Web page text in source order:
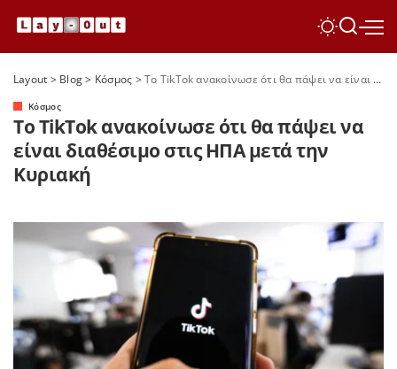
Layout > Blog> Κόσμος >Το TikTok ανακοίνωσε ότι θα πάψει να είναι διαθέσιμο στις ΗΠΑ μετά την Κυριακή
Κόσμος
Το TikTok ανακοίνωσε ότι θα πάψει να
είναι διαθέσιμο στις ΗΠΑ μετά την
Κυριακή